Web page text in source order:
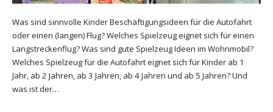
Was sind sinnvolle Kinder Beschäftigungsideen für die Autofahrt
oder einen (langen) Flug? Welches Spielzeug eignet sich für einen
Langstreckenflug? Was sind gute Spielzeug Ideen im Wohnmobil?
Welches Spielzeug für die Autofahrt eignet sich für Kinder ab 1
Jahr, ab 2 Jahren, ab 3 Jahren, ab 4 Jahren und ab 5 Jahren? Und
was ist der…